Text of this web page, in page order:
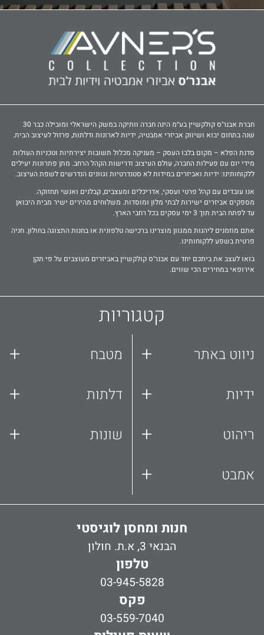
חברת אבנר‘ס קולקשיין בע״מ הינה חברה וותיקה במשק הישראלי ומובילה כבר 30
שנה בתחום יבוא ושיווק אביזרי אמבטיה, ידיות לארונות ודלתות, פרזול לעיצוב הבית.
סדנת הפלא – מקום בלבו העסק – מעניקה מכלול תשובות יצירתיות וטכניות העולות
מידי יום עם פעילות החברה, עולם העיצוב ודרישות הקהל הרחב. מתן פתרונות יעילים
ללקוחותינו: ידיות ואביזרים במידות לא סטנדרטיות וגוונים הנדרשים לשפת העיצוב.
אנו עובדים עם קהל פרטי ועסקי, אדריכלים ומעצבים, קבלנים ואנשי תחזוקה.
מספקים אביזרים ישירות לבתי מלון ומוסדות. משלוחים מהירים ישיר מבית היבואן
עד לפתח הבית תוך 3 ימי עסקים בכל רחבי הארץ.
אתם מוזמנים ליהנות ממגוון מוצרינו ברכישה טלפונית או בחנות התצוגה בחולון. חניה
פרטית בשפע ללקוחותינו.
בואו לעצב את ביתכם יחד עם אבנר‘ס קולקשיין באביזרים מעוצבים על פי תקן
אירופאי במחירים הכי שווים.
קטגוריות
ניווט באתר +
ידיות +
ריהוט +
אמבט +
מטבח +
דלתות +
שונות +
חנות ומחסן לוגיסטי
הבנאי 3, א.ת. חולון
טלפון
03-945-5828
פקס
03-559-7040